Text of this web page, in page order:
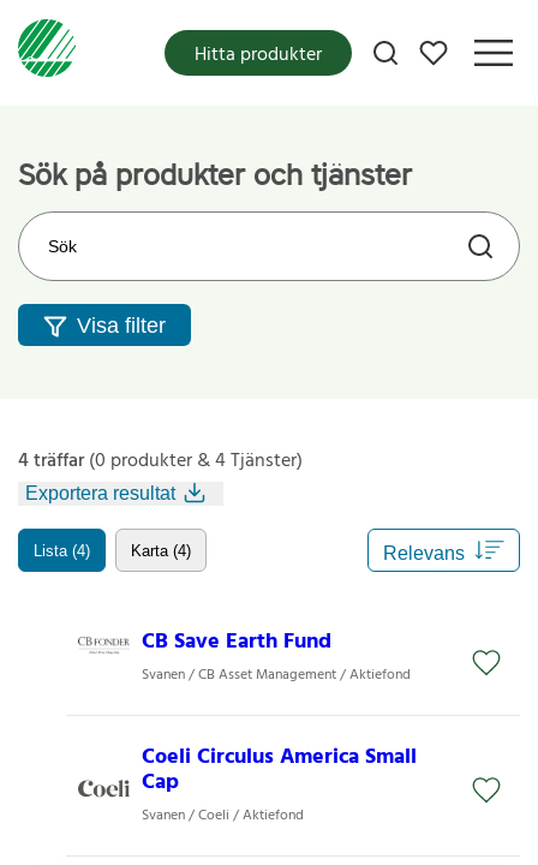
Mina favoriter
Hitta produkter
Sök på produkter och tjänster
Sök på webbplatsen
Visa filter
4 träffar(0 produkter & 4 Tjänster)
Exportera resultat
Lista (4) Karta (4)
CB Save Earth Fund
Svanen / CB Asset Management / Aktiefond
Coeli Circulus America Small
Cap
Svanen / Coeli / Aktiefond